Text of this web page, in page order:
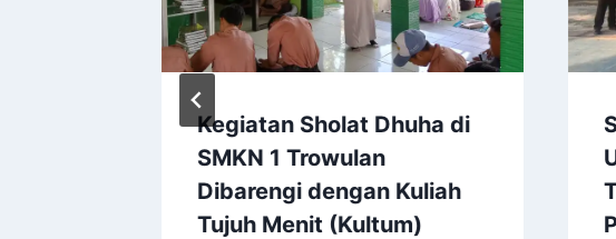
Kegiatan Sholat Dhuha di
SMKN 1 Trowulan
Dibarengi dengan Kuliah
Tujuh Menit (Kultum)